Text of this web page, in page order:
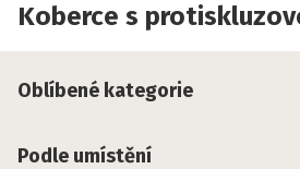
Koberce s
Oblíbené kategorie
Podle umístění